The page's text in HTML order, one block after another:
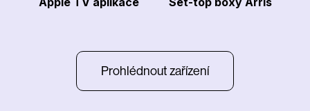
Prohlédnout zařízení